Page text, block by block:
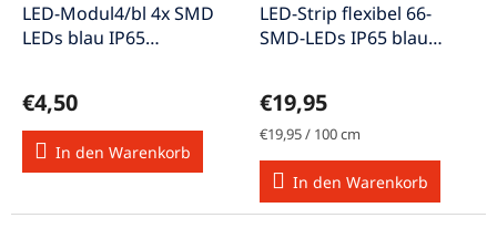
LED-Modul4/bl 4x SMD
LEDs blau IP65
€4,50
In den Warenkorb
LED-Strip flexibel 66-
SMD-LEDs IP65 blau
€19,95
Verkaufspreis:
€19,95 / 100 cm
In den Warenkorb